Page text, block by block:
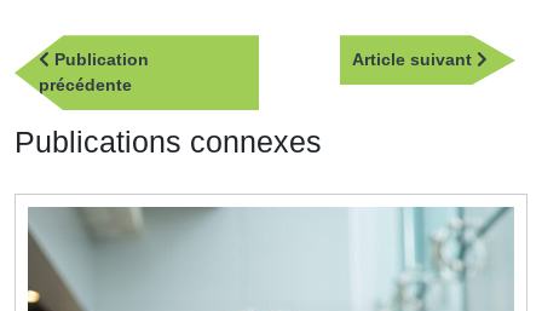
Navigation
de
l’article
Publication
précédentePublication
précédente
Article suivant
Article
Publications connexes